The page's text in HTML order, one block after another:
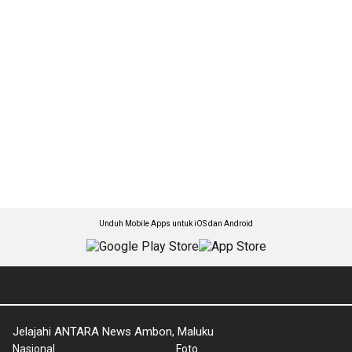
Unduh Mobile Apps untuk iOS dan Android
Jelajahi ANTARA News Ambon, Maluku
Nasional Foto